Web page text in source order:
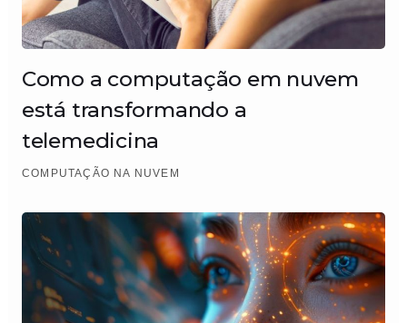
Como a computação em nuvem
está transformando a
telemedicina
COMPUTAÇÃO NA NUVEM